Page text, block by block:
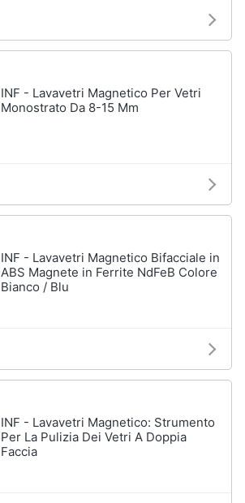
INF - Lavavetri Magnetico Per Vetri
Monostrato Da 8-15 Mm
INF - Lavavetri Magnetico Bifacciale in
ABS Magnete in Ferrite NdFeB Colore
Bianco / Blu
INF - Lavavetri Magnetico: Strumento
Per La Pulizia Dei Vetri A Doppia
Faccia